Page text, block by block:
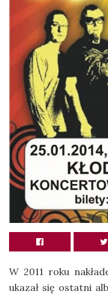
W 2011 roku
ukazał się ostatni